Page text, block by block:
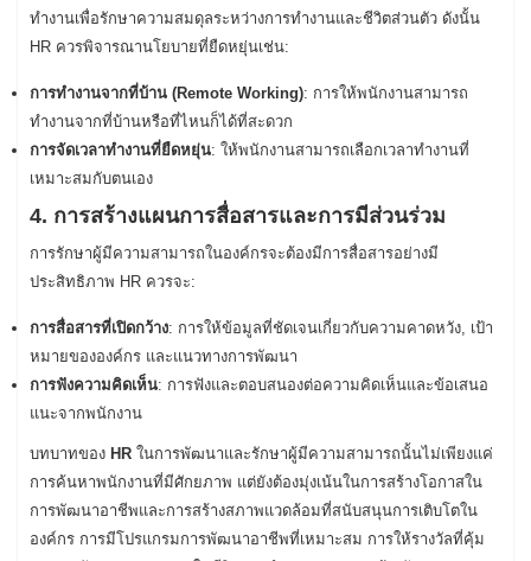
ทำงานเพื่อรักษาความสมดุลระหว่างการทำงานและชีวิตส่วนตัว ดังนั้น
HR ควรพิจารณานโยบายที่ยืดหยุ่นเช่น:
การทำงานจากที่บ้าน (Remote Working): การให้พนักงานสามารถ
ทำงานจากที่บ้านหรือที่ไหนก็ได้ที่สะดวก
การจัดเวลาทำงานที่ยืดหยุ่น: ให้พนักงานสามารถเลือกเวลาทำงานที่
เหมาะสมกับตนเอง
4. การสร้างแผนการสื่อสารและการมีส่วนร่วม
การรักษาผู้มีความสามารถในองค์กรจะต้องมีการสื่อสารอย่างมี
ประสิทธิภาพ HR ควรจะ:
การสื่อสารที่เปิดกว้าง: การให้ข้อมูลที่ชัดเจนเกี่ยวกับความคาดหวัง, เป้า
หมายขององค์กร และแนวทางการพัฒนา
การฟังความคิดเห็น: การฟังและตอบสนองต่อความคิดเห็นและข้อเสนอ
แนะจากพนักงาน
บทบาทของ HR ในการพัฒนาและรักษาผู้มีความสามารถนั้นไม่เพียงแค่
การค้นหาพนักงานที่มีศักยภาพ แต่ยังต้องมุ่งเน้นในการสร้างโอกาสใน
การพัฒนาอาชีพและการสร้างสภาพแวดล้อมที่สนับสนุนการเติบโตใน
องค์กร การมีโปรแกรมการพัฒนาอาชีพที่เหมาะสม การให้รางวัลที่คุ้ม